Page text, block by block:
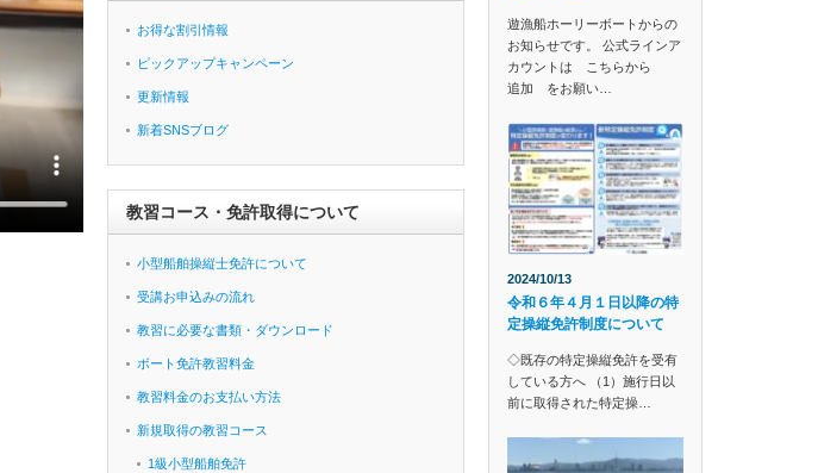
お得な割引情報
ピックアップキャンペーン
更新情報
新着SNSブログ
教習コース・免許取得について
小型船舶操縦士免許について
受講お申込みの流れ
教習に必要な書類・ダウンロード
ボート免許教習料金
教習料金のお支払い方法
新規取得の教習コース
1級小型船舶免許
遊漁船ホーリーボートからの
お知らせです。 公式ラインア
カウントは こちらから
追加 をお願い…
2024/10/13
令和６年４月１日以降の特
定操縦免許制度について
◇既存の特定操縦免許を受有
している方へ （1）施行日以
前に取得された特定操…